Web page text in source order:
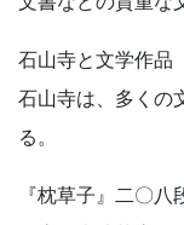
石山寺と文学作品
石山寺は、多くの
る。
『枕草子』二〇